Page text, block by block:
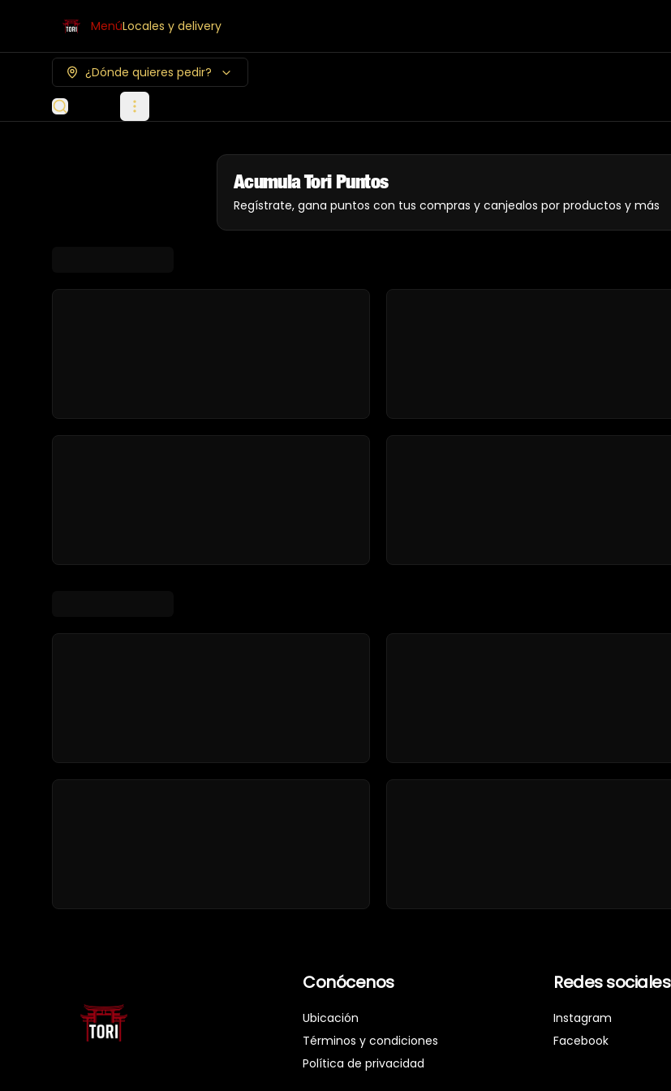
MenúLocales y delivery
¿Dónde quieres pedir?
AcumulaTori Puntos
Regístrate, gana puntos con tus compras y canjealos por productos y más
Conócenos
Ubicación
Términos y condiciones
Política de privacidad
Redes sociales
Instagram
Facebook